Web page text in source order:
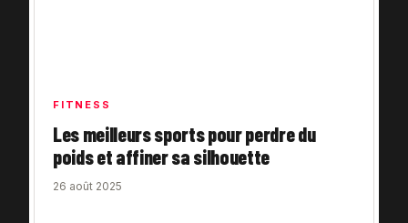
FITNESS
Les meilleurs sports pour perdre du
poids et affiner sa silhouette
26 août 2025